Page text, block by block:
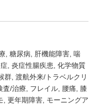
糖尿病 肝機能障害 喘
炎症性腸疾患 化学物質
群 渡航外来/トラベルクリ
査/治療 フレイル 腰痛
膝
更年期障害 モーニングア